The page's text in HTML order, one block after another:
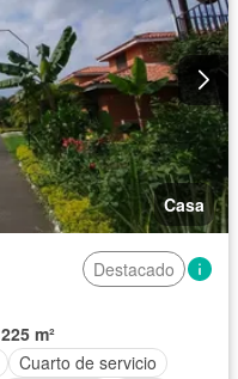
Casa
Destacado
225 m²
Cuarto de servicio